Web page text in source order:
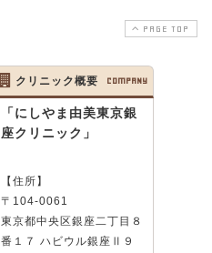
PAGE TOP
クリニック概要 COMPANY
「にしやま由美東京銀
座クリニック」
【住所】
〒104-0061
東京都中央区銀座二丁目８
番１７ ハビウル銀座Ⅱ９